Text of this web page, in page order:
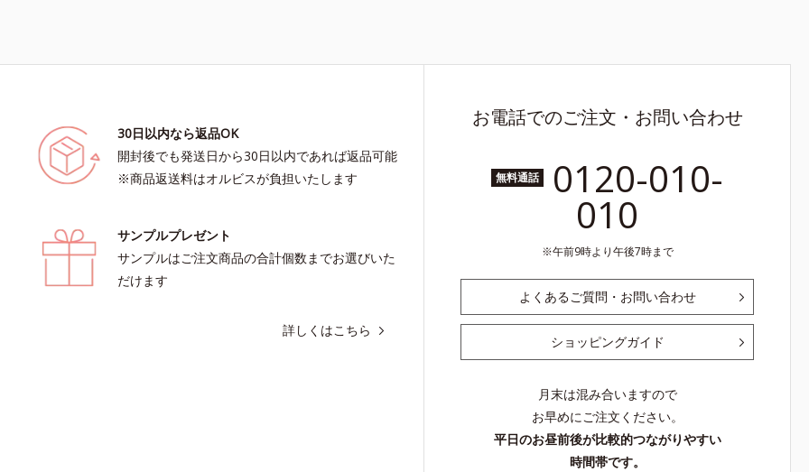
30日以内なら返品OK
開封後でも発送日から30日以内であれば返品可能
※商品返送料はオルビスが負担いたします
サンプルプレゼント
サンプルはご注文商品の合計個数までお選びいた
だけます
詳しくはこちら
お電話でのご注文・お問い合わせ
無料通話 0120-010-
010
午前9時より午後7時まで
よくあるご質問・お問い合わせ
ショッピングガイド
月末は混み合いますので
お早めにご注文ください。
平日のお昼前後が比較的つながりやすい
時間帯です。